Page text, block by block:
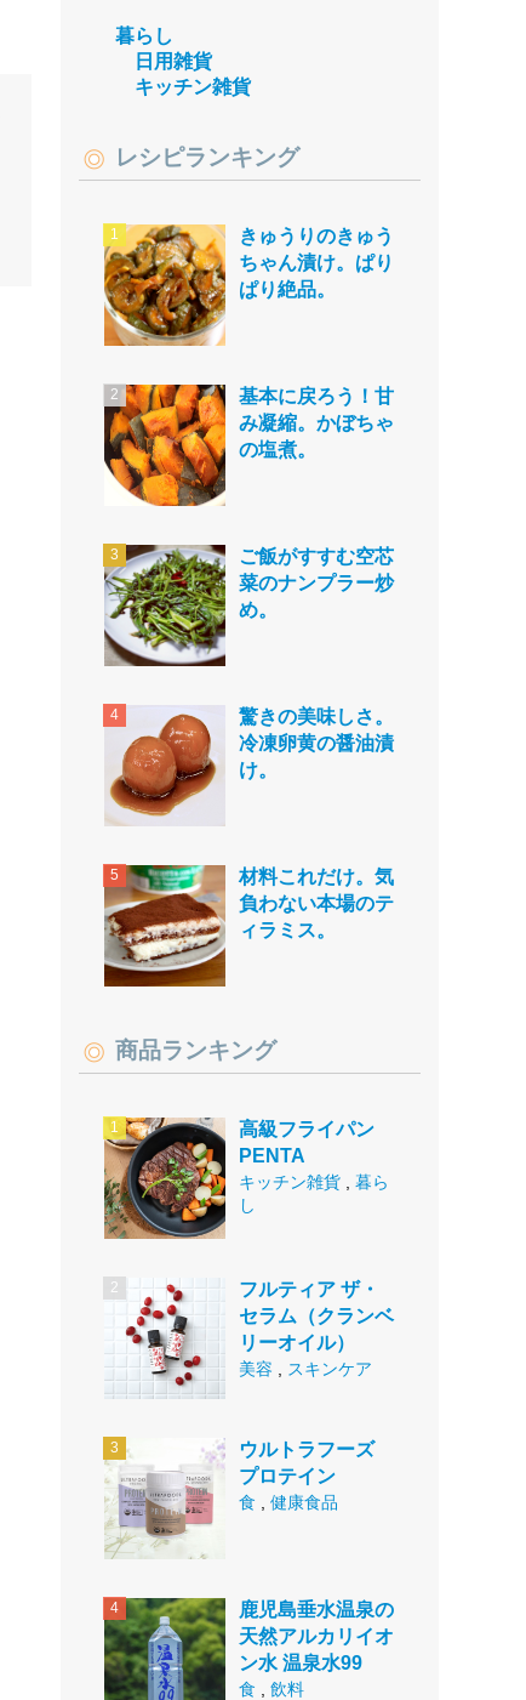
暮らし
日用雑貨
キッチン雑貨
レシピランキング
きゅうりのきゅう
ちゃん漬け。ぱり
ぱり絶品。
基本に戻ろう！甘
み凝縮。かぼちゃ
の塩煮。
ご飯がすすむ空芯
菜のナンプラー炒
め。
驚きの美味しさ。
冷凍卵黄の醤油漬
け。
材料これだけ。気
負わない本場のテ
ィラミス。
商品ランキング
高級フライパン
PENTA
キッチン雑貨
暮ら
し
フルティア ザ・
セラム（クランベ
リーオイル）
美容 スキンケア
ウルトラフーズ
プロテイン
食 健康食品
鹿児島垂水温泉の
天然アルカリイオ
ン水 温泉水99
食 飲料